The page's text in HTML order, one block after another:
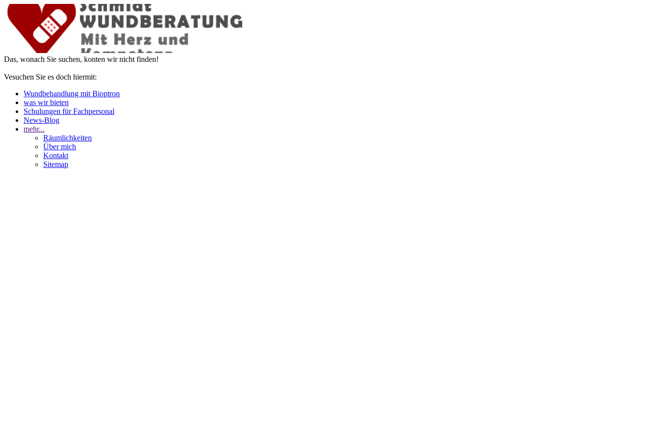
Das, wonach Sie suchen, konten wir nicht finden!
Vesuchen Sie es doch hiermit:
Wundbehandlung mit Bioptron
was wir bieten
Schulungen für Fachpersonal
News-Blog
mehr...
Räumlichkeiten
Über mich
Kontakt
Sitemap